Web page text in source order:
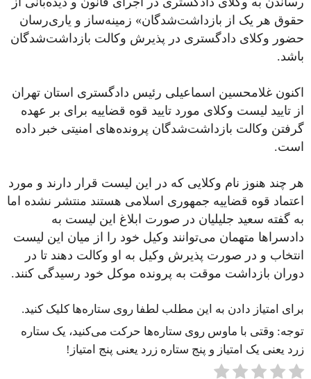
حقوق هر یک از بازداشت‌شدگان» زمینه‌ساز و یاری‌رسان
حضور وکلای دادگستری در پذیرش وکالت بازداشت‌شدگان
باشد.
اکنون غلامحسین اسماعیلی رئیس دادگستری استان تهران
از تایید لیست وکلای مورد تایید قوه قضاییه برای بر عهده
گرفتن وکالت بازداشت‌شدگان پرونده‌های امنیتی خبر داده
است.
هر چند هنوز نام وکلایی که در این لیست قرار دارند و مورد
اعتماد قوه قضاییه جمهوری اسلامی هستند منتشر نشده اما
به گفته سعید جلیلیان در صورت ابلاغ این لیست به
دادسراها متهمان می‌توانند وکیل خود را از میان این لیست
انتخاب و در صورت پذیرش وکیل به او وکالت دهند تا در
دوران بازداشت موقت به پرونده موکل خود رسیدگی کنند.
برای امتیاز دادن به این مطلب لطفا روی ستاره‌ها کلیک کنید.
توجه: وقتی با ماوس روی ستاره‌ها حرکت می‌کنید، یک ستاره
زرد یعنی یک امتیاز و پنج ستاره زرد یعنی پنج امتیاز!